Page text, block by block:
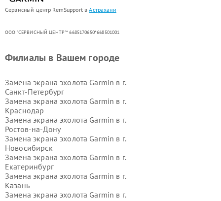
Сервисный центр RemSupport вАстрахани
ООО "СЕРВИСНЫЙ ЦЕНТР"* 6685170650*668501001
Филиалы в Вашем городе
Замена экрана эхолота Garmin в г.
Санкт-Петербург
Замена экрана эхолота Garmin в г.
Краснодар
Замена экрана эхолота Garmin в г.
Ростов-на-Дону
Замена экрана эхолота Garmin в г.
Новосибирск
Замена экрана эхолота Garmin в г.
Екатеринбург
Замена экрана эхолота Garmin в г.
Казань
Замена экрана эхолота Garmin в г.